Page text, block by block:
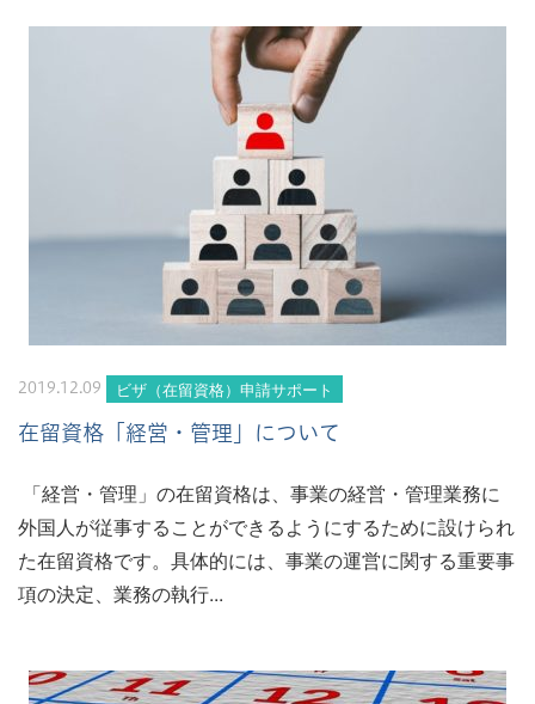
2019.12.09 ビザ（在留資格）申請サポート
在留資格「経営・管理」について
「経営・管理」の在留資格は、事業の経営・管理業務に
外国人が従事することができるようにするために設けられ
た在留資格です。具体的には、事業の運営に関する重要事
項の決定、業務の執行...